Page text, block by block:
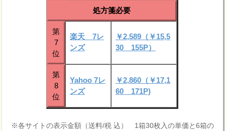
処方箋必要
第
7
位
楽天 7レ
ンズ
￥2,589（￥15,5
30 155P）
第
8
位
Yahoo 7レ
ンズ
￥2,860（￥17,1
60 171P)
※各サイトの表示金額（送料/税 込） 1箱30枚入の単価と6箱の